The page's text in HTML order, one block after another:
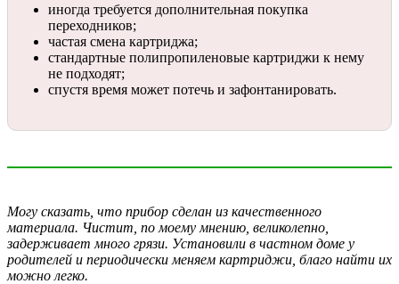
иногда требуется дополнительная покупка
переходников;
частая смена картриджа;
стандартные полипропиленовые картриджи к нему
не подходят;
спустя время может потечь и зафонтанировать.
Могу сказать, что прибор сделан из качественного
материала. Чистит, по моему мнению, великолепно,
задерживает много грязи. Установили в частном доме у
родителей и периодически меняем картриджи, благо найти их
можно легко.